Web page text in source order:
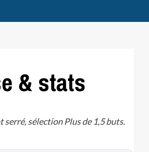
& stats
sélection Plus de 1,5 buts.